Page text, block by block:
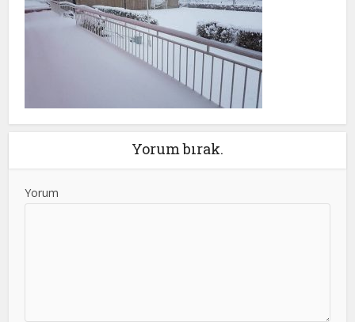
Yorum bırak.
Yorum